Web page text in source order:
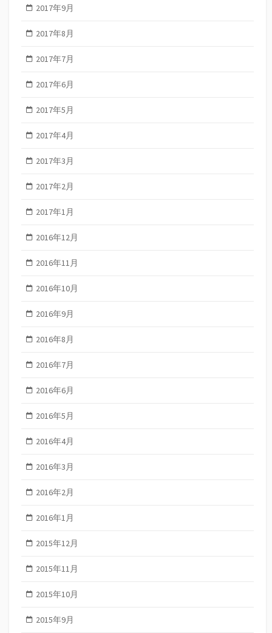
2017年9月
2017年8月
2017年7月
2017年6月
2017年5月
2017年4月
2017年3月
2017年2月
2017年1月
2016年12月
2016年11月
2016年10月
2016年9月
2016年8月
2016年7月
2016年6月
2016年5月
2016年4月
2016年3月
2016年2月
2016年1月
2015年12月
2015年11月
2015年10月
2015年9月